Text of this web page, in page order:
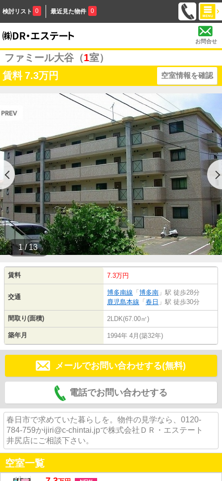
検討リスト 0 最近見た物件 0
お問合せ
ファミール大谷（1室）
賃料 7.3万円 空室情報を確認
1 / 13
賃料 7.3万円
交通
博多南線 「 博多南 」駅 徒歩28分
鹿児島本線 「 春日 」駅 徒歩30分
間取り(面積) 2LDK(67.00㎡)
築年月 1994年 4月(築32年)
メールでお問い合わせする(無料)
電話でお問い合わせする
春日市で求めていた暮らしを。物件の見学なら、0120-
784-759かijiri@c-chintai.jpで株式会社ＤＲ・エステート
井尻店にご相談下さい。
空室一覧